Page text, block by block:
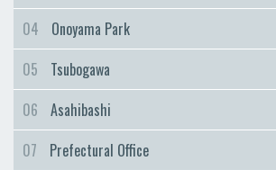
Asato
Omoromachi
04
Onoyama Park
05
Tsubogawa
06
Asahibashi
07
Prefectural Office